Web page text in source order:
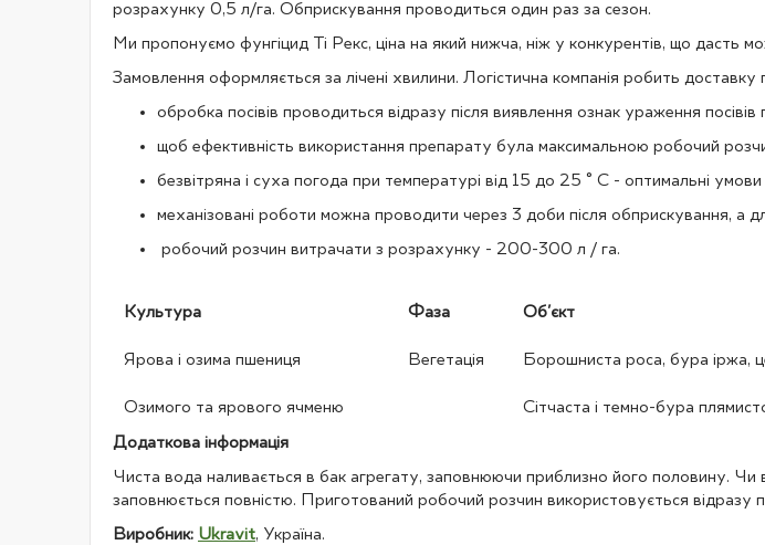
розрахунку 0,5 л/га. Обприскування проводиться один раз за сезон.
Ми пропонуємо фунгіцид Ті Рекс, ціна на який нижча, ніж у конкурентів, що дасть
Замовлення оформляється за лічені хвилини. Логістична компанія робить
обробка посівів проводиться відразу після виявлення ознак ураження
щоб ефективність використання препарату була максимальною робочий
безвітряна і суха погода при температурі від 15 до 25 ° С - оптимальні
механізовані роботи можна проводити через 3 доби після обприскування, а
робочий розчин витрачати з розрахунку - 200-300 л / га.
Культура Фаза Об'єкт
Ярова і озима пшениця Вегетація Борошниста роса, бура іржа,
Озимого та ярового ячменю
Сітчаста і темно-бура
Додаткова інформація
Чиста вода наливається в бак агрегату, заповнюючи приблизно його половину. Чи
заповнюється повністю. Приготований робочий розчин використовується відразу
Виробник: Ukravit, Україна.